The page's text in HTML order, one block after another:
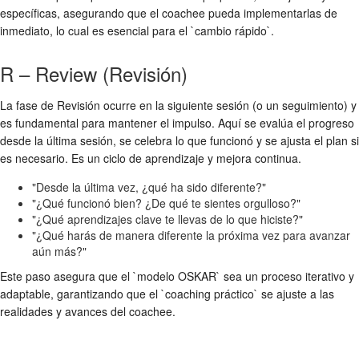
específicas, asegurando que el coachee pueda implementarlas de
inmediato, lo cual es esencial para el `cambio rápido`.
R – Review (Revisión)
La fase de Revisión ocurre en la siguiente sesión (o un seguimiento) y
es fundamental para mantener el impulso. Aquí se evalúa el progreso
desde la última sesión, se celebra lo que funcionó y se ajusta el plan si
es necesario. Es un ciclo de aprendizaje y mejora continua.
"Desde la última vez, ¿qué ha sido diferente?"
"¿Qué funcionó bien? ¿De qué te sientes orgulloso?"
"¿Qué aprendizajes clave te llevas de lo que hiciste?"
"¿Qué harás de manera diferente la próxima vez para avanzar
aún más?"
Este paso asegura que el `modelo OSKAR` sea un proceso iterativo y
adaptable, garantizando que el `coaching práctico` se ajuste a las
realidades y avances del coachee.